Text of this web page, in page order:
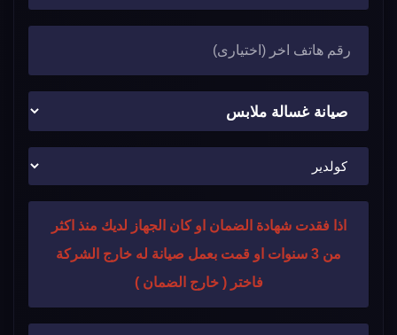
اذا فقدت شهادة الضمان او كان الجهاز لديك منذ اكثر
من 3 سنوات او قمت بعمل صيانة له خارج الشركة
فاختر ( خارج الضمان )